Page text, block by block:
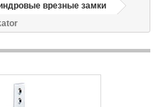
врезные замки